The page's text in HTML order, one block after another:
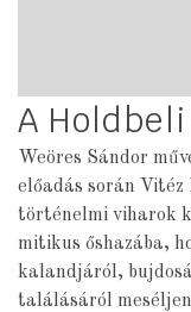
A
Weöres Sándor
előadás során Vitéz
történelmi viharok
mitikus őshazába,
kalandjáról,
találásáról